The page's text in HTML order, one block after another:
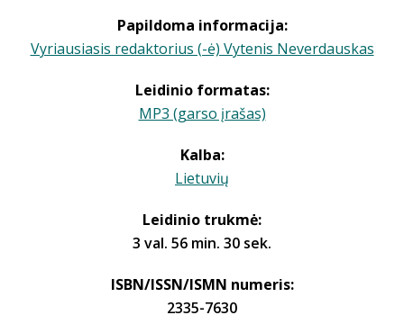
Papildoma informacija:
Vyriausiasis redaktorius (-ė) Vytenis Neverdauskas
Leidinio formatas:
MP3 (garso įrašas)
Kalba:
Lietuvių
Leidinio trukmė:
3 val. 56 min. 30 sek.
ISBN/ISSN/ISMN numeris:
2335-7630